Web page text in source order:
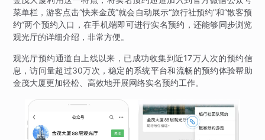
菜单栏，游客点击“快来金茂”就会自动展示“旅行社预约”和“散客预
约”两个预约入口，在手机端即可进行实名预约，还能够同步浏览
观光厅的详细介绍，非常方便。
观光厅预约通道自上线以来，已成功收集到近17万人次的预约信
息，访问量超过30万次，稳定的系统平台和流畅的预约体验帮助
金茂大厦更加轻松、高效地开展网络实名预约工作。